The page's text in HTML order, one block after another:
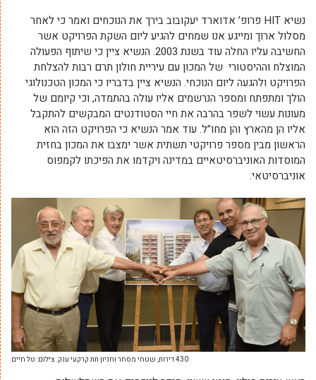
נשיא HIT פרופ’ אדוארד יעקובוב בירך את הנוכחים ואמר כי לאחר
מסלול ארוך ומייגע אנו שמחים להגיע ליום השקת הפרויקט אשר
החשיבה עליו החלה עוד בשנת 2003. הנשיא ציין כי שיתוף הפעולה
המוצלח וההיסטורי של המכון עם עיריית חולון תרם רבות להצלחת
הפרויקט ולהגעה ליום הנוכחי. הנשיא ציין בדבריו כי המכון הטכנולוגי
הולך ומתפתח ומספר הנרשמים אליו עולה בהתמדה, וכי קיומם של
מעונות עשוי לשפר בהרבה את חיי הסטודנטים המבקשים להתקבל
אליו הן מהארץ והן מחו”ל. עוד אמר הנשיא כי הפרויקט הזה הוא
הראשון מבין מספר פרויקטי תשתית אשר ימצבו את המכון בחזית
המוסדות האוניברסיטאיים במדינה ויקדמו את הפיכתו לקמפוס
אוניברסיטאי.
430 דירות, שטחי מסחר וחניון תת קרקעי ענק. צילום: טל חיים